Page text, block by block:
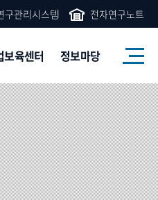
구관리시스템 전자연구노트
주식회사
엠피스
주식회사
솔라팜
보육센터
업보육센터 개요
지사항 &
부공고
공지사항
외부공고
정보마당
공지사항
산학협력단 소식
뉴스레터
정부사업관련규정